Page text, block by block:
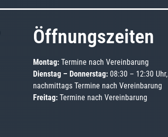
Öffnungszeiten
Montag:Termine nach Vereinbarung
Dienstag – Donnerstag:08:30 – 12:30 Uhr,
nachmittags Termine nach Vereinbarung
Freitag:Termine nach Vereinbarung